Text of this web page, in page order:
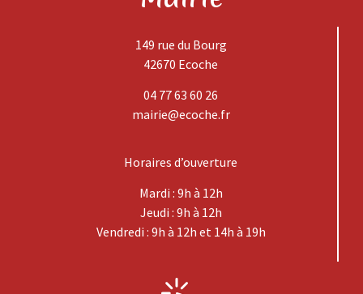
149 rue du Bourg
42670 Ecoche
04 77 63 60 26
mairie@ecoche.fr
Horaires d’ouverture
Mardi : 9h à 12h
Jeudi : 9h à 12h
Vendredi : 9h à 12h et 14h à 19h